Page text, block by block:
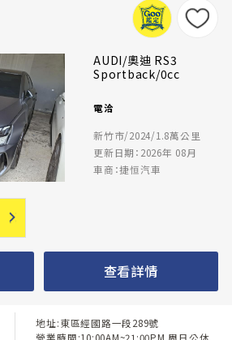
AUDI/奧迪 RS3
Sportback/0cc
電洽
新竹市/2024/1.8萬公里
更新日期：2026年 08月
車商：捷恒汽車
查看詳情
地址:東區經國路一段289號
營業時間:10:00AM~21:00PM 周日公休